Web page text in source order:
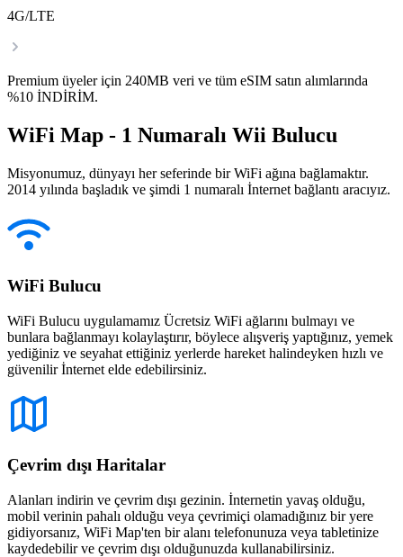
4G/LTE
Premium üyeler için 240MB veri ve tüm eSIM satın alımlarında
%10 İNDİRİM.
WiFi Map - 1 Numaralı Wii Bulucu
Misyonumuz, dünyayı her seferinde bir WiFi ağına bağlamaktır.
2014 yılında başladık ve şimdi 1 numaralı İnternet bağlantı aracıyız.
WiFi Bulucu
WiFi Bulucu uygulamamız Ücretsiz WiFi ağlarını bulmayı ve
bunlara bağlanmayı kolaylaştırır, böylece alışveriş yaptığınız, yemek
yediğiniz ve seyahat ettiğiniz yerlerde hareket halindeyken hızlı ve
güvenilir İnternet elde edebilirsiniz.
Çevrim dışı Haritalar
Alanları indirin ve çevrim dışı gezinin. İnternetin yavaş olduğu,
mobil verinin pahalı olduğu veya çevrimiçi olamadığınız bir yere
gidiyorsanız, WiFi Map'ten bir alanı telefonunuza veya tabletinize
kaydedebilir ve çevrim dışı olduğunuzda kullanabilirsiniz.